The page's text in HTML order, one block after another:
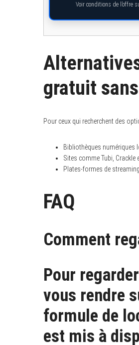
Voir conditions de l’offre
gratuit
Pour ceux qui recherchent des
Bibliothèques numériques
Sites comme Tubi,
Plates-formes de
FAQ
Comment
Pour
vous rendre
formule de
est mis à